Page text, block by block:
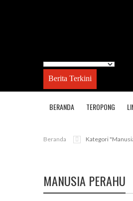
Berita Terkini
BERANDA TEROPONG
Beranda Kategori
MANUSIA PERAHU